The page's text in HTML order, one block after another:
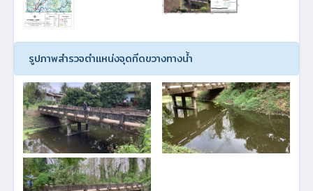
รูปภาพสำรวจตำแหน่งจุดกีดขวางทางน้ำ